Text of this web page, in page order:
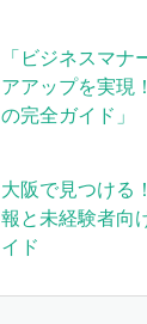
「ビジネスマナ
アアップを実現
の完全ガイド」
大阪で見つける
報と未経験者向
イド